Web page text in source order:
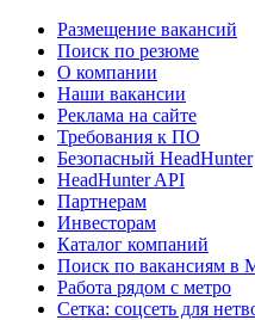
Размещение вакансий
Поиск по резюме
О компании
Наши вакансии
Реклама на сайте
Требования к ПО
Безопасный HeadHunter
HeadHunter API
Партнерам
Инвесторам
Каталог компаний
Поиск по вакансиям в
Работа рядом с метро
Сетка: соцсеть для